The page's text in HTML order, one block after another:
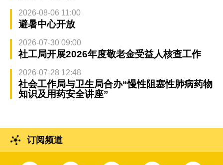
2026-08-06 11:00
避暑中心开放
2026-07-30 09:00
社工局开展2026年度敬老金受益人核查工作
2026-07-28 12:48
社会工作局与卫生局合办“慢性阻塞性肺病药物
知识及用药安全讲座”
订阅频道